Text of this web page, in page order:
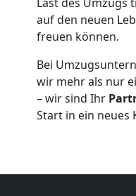
auf den neuen
freuen können.
Bei
wir mehr als nur
– wir sind Ihr
Start in ein neues
Leonding
Möbeltaxi